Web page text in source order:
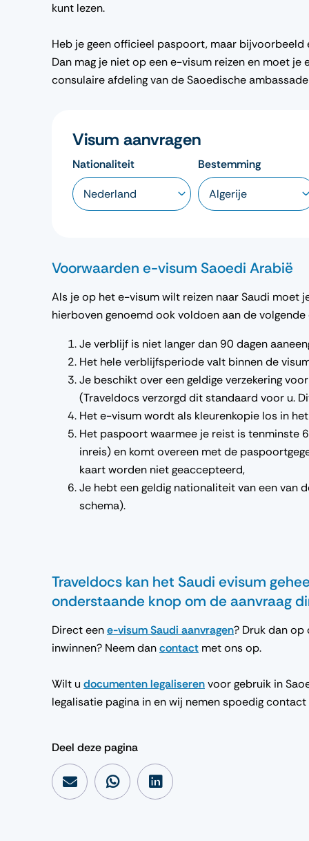
kunt lezen.
Heb je geen officieel paspoort, maar
Dan mag je niet op een e-visum reizen en moet je
consulaire afdeling van de Saoedische
Visum aanvragen
Nationaliteit Bestemming
Voorwaarden e-visum Saoedi Arabië
Als je op het e-visum wilt reizen naar Saudi moet
hierboven genoemd ook voldoen aan de
Je verblijf is niet langer dan 90 dagen
Het hele verblijfsperiode valt binnen de
Je beschikt over een geldige verzekering
(Traveldocs verzorgd dit standaard voor u.
Het e-visum wordt als kleurenkopie los in
Het paspoort waarmee je reist is tenminste
inreis) en komt overeen met de
kaart worden niet geaccepteerd,
Je hebt een geldig nationaliteit van een van
schema).
Traveldocs kan het Saudi evisum
onderstaande knop om de aanvraag
Direct eene-visum Saudi aanvragen? Druk dan
inwinnen? Neem dancontact met ons op.
Wilt u documenten legaliserenvoor gebruik in
legalisatie pagina in en wij nemen spoedig
Deel deze pagina